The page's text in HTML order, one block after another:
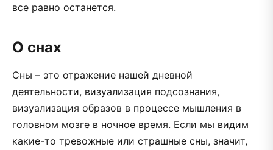
все равно останется.
О снах
Сны – это отражение нашей дневной
деятельности, визуализация подсознания,
визуализация образов в процессе мышления в
головном мозге в ночное время. Если мы видим
какие-то тревожные или страшные сны, значит,